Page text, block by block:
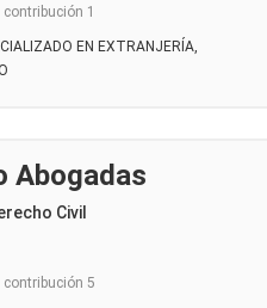
contribución 1
EN EXTRANJERÍA,
Abogadas
Civil
contribución 5